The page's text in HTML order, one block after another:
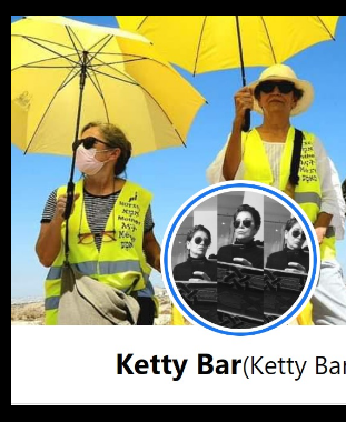
קרא עוד